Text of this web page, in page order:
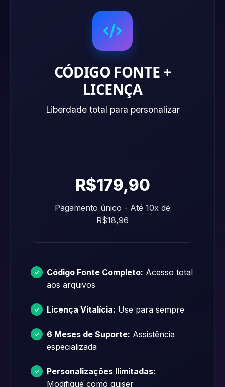
CÓDIGO FONTE +
LICENÇA
Liberdade total para personalizar
R$179,90
Pagamento único - Até 10x de
R$18,96
Código Fonte Completo: Acesso total
aos arquivos
Licença Vitalícia: Use para sempre
6 Meses de Suporte: Assistência
especializada
Personalizações Ilimitadas:
Modifique como quiser